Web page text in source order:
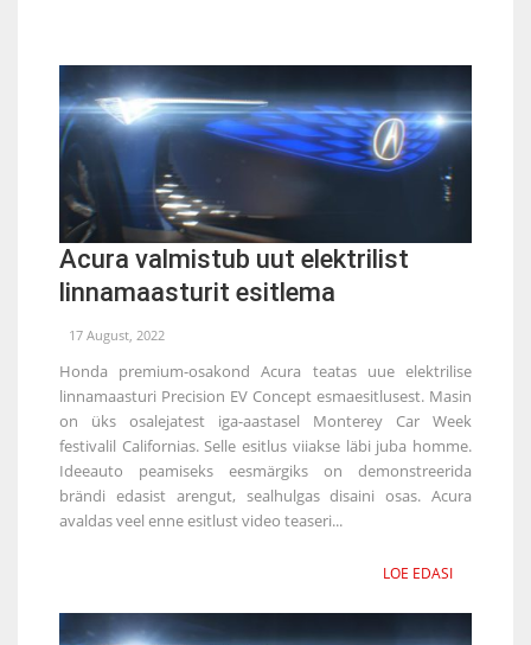
Acura valmistub uut elektrilist
linnamaasturit esitlema
17 August, 2022
Honda premium-osakond Acura teatas uue elektrilise
linnamaasturi Precision EV Concept esmaesitlusest. Masin
on üks osalejatest iga-aastasel Monterey Car Week
festivalil Californias. Selle esitlus viiakse läbi juba homme.
Ideeauto peamiseks eesmärgiks on demonstreerida
brändi edasist arengut, sealhulgas disaini osas. Acura
avaldas veel enne esitlust video teaseri...
LOE EDASI